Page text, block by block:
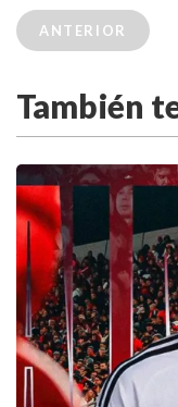
ANTERIOR
También